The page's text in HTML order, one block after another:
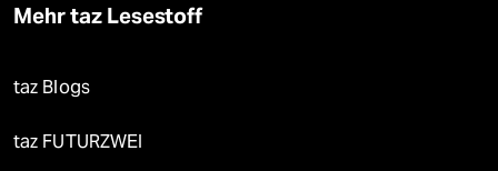
Mehr taz Lesestoff
taz Blogs
taz FUTURZWEI